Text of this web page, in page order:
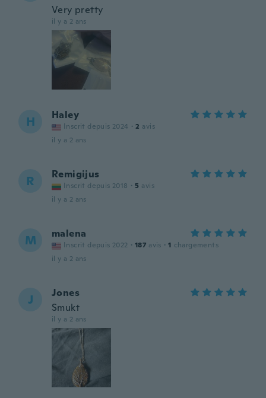
Very pretty
il y a 2 ans
H Haley
Inscrit depuis 2024 · 2 avis
il y a 2 ans
R Remigijus
Inscrit depuis 2018 · 5 avis
il y a 2 ans
M malena
Inscrit depuis 2022 · 187 avis · 1 chargements
il y a 2 ans
J
Jones
Smukt
il y a 2 ans